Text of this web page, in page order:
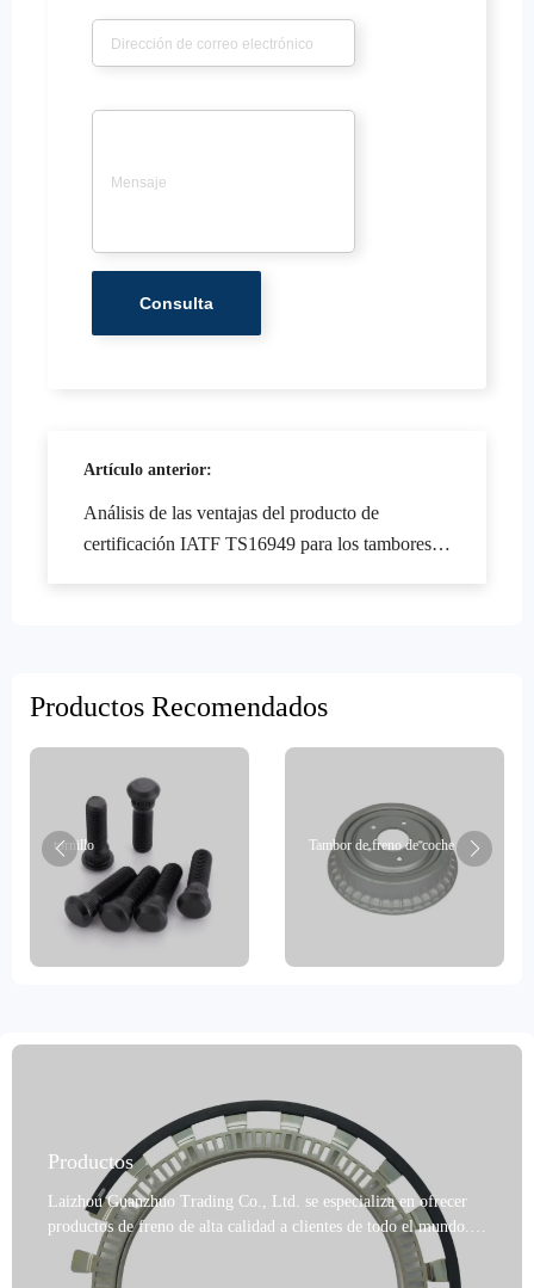
Artículo anterior:
Análisis de las ventajas del producto de
certificación IATF TS16949 para los tambores
Productos Recomendados
tornillo Tambor de freno de coche
Productos
Laizhou Guanzhuo Trading Co., Ltd. se especializa en ofrecer
productos de freno de alta calidad a clientes de todo el mundo.
Nos enorgullece presentar nuestros kits de corona dentada ABS,
fabricados en Shandong, China. Estos productos se someten a